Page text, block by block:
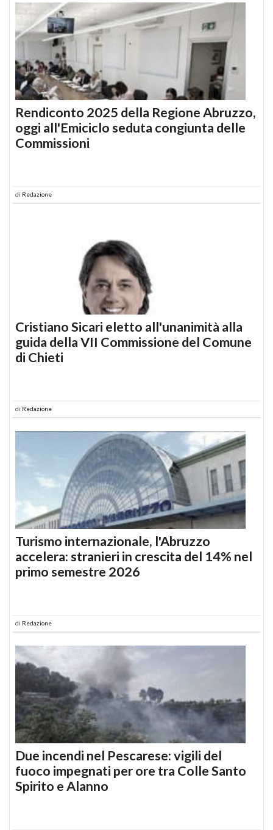
Rendiconto 2025 della Regione Abruzzo,
oggi all'Emiciclo seduta congiunta delle
Commissioni
di Redazione
Cristiano Sicari eletto all'unanimità alla
guida della VII Commissione del Comune
di Chieti
di Redazione
Turismo internazionale, l'Abruzzo
accelera: stranieri in crescita del 14% nel
primo semestre 2026
di Redazione
Due incendi nel Pescarese: vigili del
fuoco impegnati per ore tra Colle Santo
Spirito e Alanno